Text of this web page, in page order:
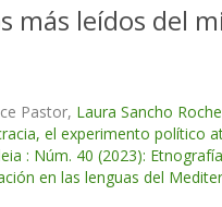
más leídos del
Pastor, Laura Sancho
el experimento político
: Núm. 40 (2023):
en las lenguas del